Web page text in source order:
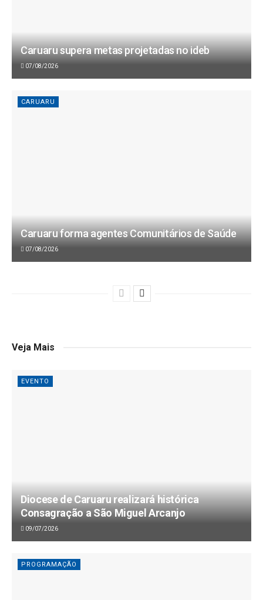
Caruaru supera metas projetadas no ideb
07/08/2026
CARUARU
Caruaru forma agentes Comunitários de Saúde
07/08/2026
Veja Mais
EVENTO
Diocese de Caruaru realizará histórica
Consagração a São Miguel Arcanjo
09/07/2026
PROGRAMAÇÃO